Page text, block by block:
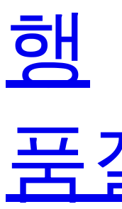
행
품